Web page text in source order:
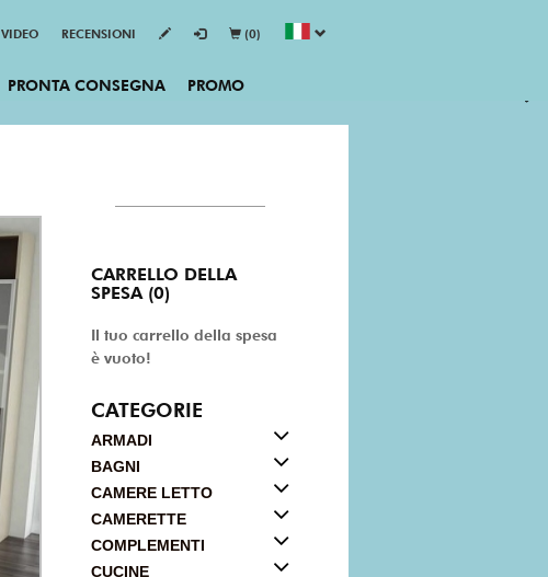
VIDEO RECENSIONI (0)
PRONTA CONSEGNA PROMO
CARRELLO DELLA
SPESA (0)
Il tuo carrello della spesa
è vuoto!
CATEGORIE
ARMADI
BAGNI
CAMERE LETTO
CAMERETTE
COMPLEMENTI
CUCINE